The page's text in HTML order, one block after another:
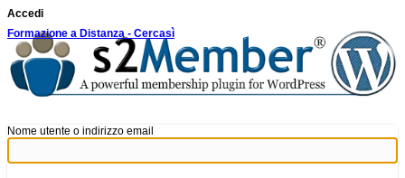
Accedi
Formazione a Distanza - Cercasì
Nome utente o indirizzo email